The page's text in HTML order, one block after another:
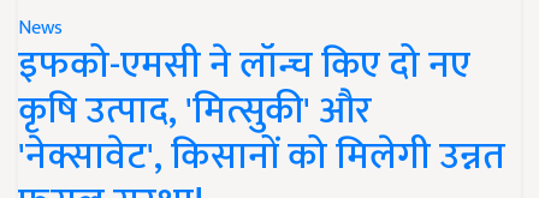
News
इफको-एमसी ने लॉन्च किए दो नए
कृषि उत्पाद, 'मित्सुकी' और
'नेक्सावेट', किसानों को मिलेगी उन्नत